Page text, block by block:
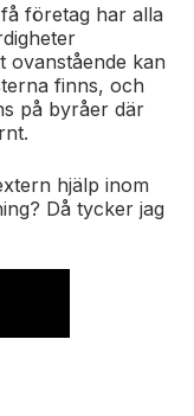
företag har alla
ovanstående kan
finns, och
på byråer där
hjälp inom
Då tycker jag